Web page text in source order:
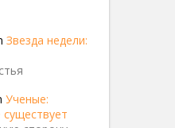
Звезда недели:
Ученые: